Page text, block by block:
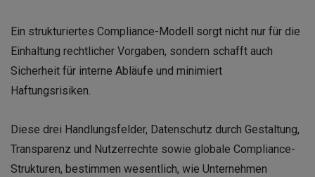
Ein strukturiertes Compliance-Modell sorgt nicht nur für die
Einhaltung rechtlicher Vorgaben, sondern schafft auch
Sicherheit für interne Abläufe und minimiert
Haftungsrisiken.
Diese drei Handlungsfelder, Datenschutz durch Gestaltung,
Transparenz und Nutzerrechte sowie globale Compliance-
Strukturen, bestimmen wesentlich, wie Unternehmen